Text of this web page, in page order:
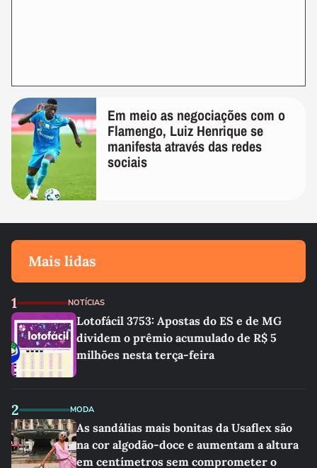
Em meio as negociações com o
Flamengo, Luiz Henrique se
manifesta através das redes
sociais
Mais lidas
1 NOTÍCIAS
Lotofácil 3753: Apostas do ES e de MG
dividem o prêmio acumulado de R$ 5
milhões nesta terça-feira
2 MODA
As sandálias mais bonitas da Usaflex são
na cor algodão-doce e aumentam a altura
em centímetros sem comprometer o